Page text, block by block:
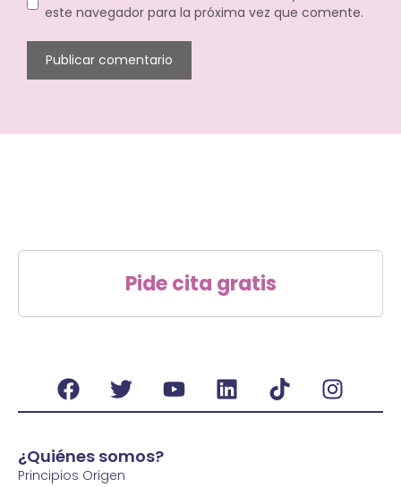
este navegador para la próxima vez que comente.
Pide cita gratis
¿Quiénes somos?
Principios Origen